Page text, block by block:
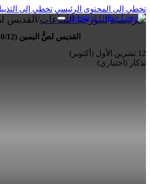
تخطي إلى المحتوى الرئيسي تخطي إلى
الرئيسية/ليتورجيا الساعات/ القديس لصُّ
القديس لصُّ اليمين (10/12)
12 تشرين الأول (أكتوبر)
تذكار (اختياري)